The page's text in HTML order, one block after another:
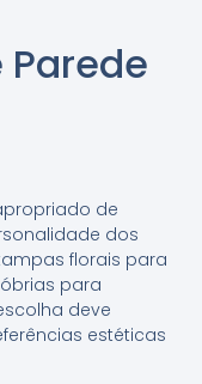
Parede
de
dos
florais para
para
deve
estéticas